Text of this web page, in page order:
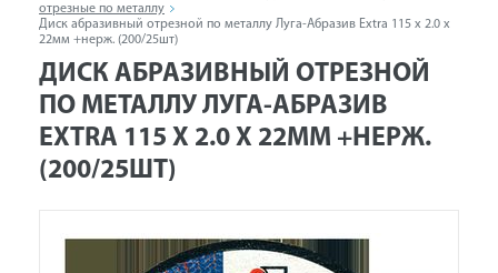
отрезные по металлу
Диск абразивный отрезной по металлу Луга-Абразив Extra 115 x 2.0 x
22мм +нерж. (200/25шт)
ДИСК АБРАЗИВНЫЙ ОТРЕЗНОЙ
ПО МЕТАЛЛУ ЛУГА-АБРАЗИВ
EXTRA 115 X 2.0 X 22ММ +НЕРЖ.
(200/25ШТ)